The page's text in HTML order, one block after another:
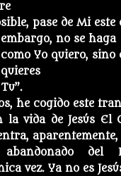
pase de Mi este
embargo, no se haga
como Yo quiero,
quieres
Tu”.
he cogido este
la vida de Jesús El
aparentemente,
abandonado del
vez. Ya no es